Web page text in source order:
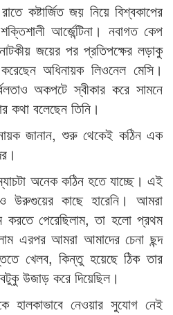
কষ্টার্জিত জয় নিয়ে বিশ্বকাপের
আর্জেন্টিনা। নবাগত কেপ
জয়ের পর প্রতিপক্ষের লড়াকু
অধিনায়ক লিওনেল মেসি।
অকপটে স্বীকার করে সামনে
বলেছেন তিনি।
জানান, শুরু থেকেই কঠিন এক
অনেক কঠিন হতে যাচ্ছে। এই
উরুগুয়ের কাছে হারেনি। আমরা
করতে পেরেছিলাম, তা হলো প্রথম
এরপর আমরা আমাদের চেনা ছন্দ
খেলব, কিন্তু হয়েছে ঠিক তার
উজাড় করে দিয়েছিল।
হালকাভাবে নেওয়ার সুযোগ নেই